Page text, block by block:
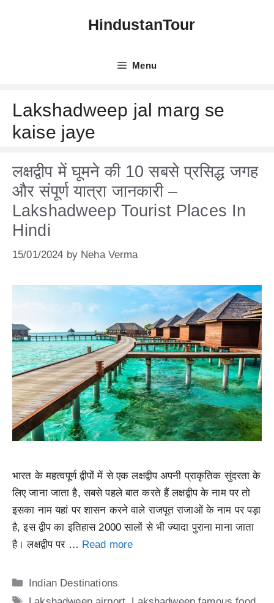
HindustanTour
Menu
Lakshadweep jal marg se
kaise jaye
लक्षद्वीप में घूमने की 10 सबसे प्रसिद्ध जगह
और संपूर्ण यात्रा जानकारी –
Lakshadweep Tourist Places In
Hindi
15/01/2024 by Neha Verma
भारत के महत्वपूर्ण द्वीपों में से एक लक्षद्वीप अपनी प्राकृतिक सुंदरता के
लिए जाना जाता है, सबसे पहले बात करते हैं लक्षद्वीप के नाम पर तो
इसका नाम यहां पर शासन करने वाले राजपूत राजाओं के नाम पर पड़ा
है, इस द्वीप का इतिहास 2000 सालों से भी ज्यादा पुराना माना जाता
है। लक्षद्वीप पर … Read more
Categories
Indian Destinations
Tags